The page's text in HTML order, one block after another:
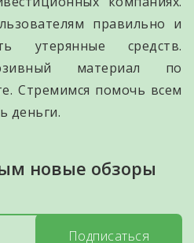
правильно и
утерянные средств.
материал по
Стремимся помочь всем
деньги.
новые обзоры
Подписаться